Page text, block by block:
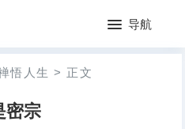
导航
悟人生 > 正文
密宗